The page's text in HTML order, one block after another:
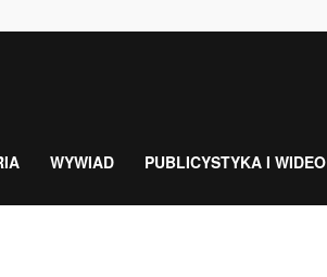
WYWIAD PUBLICYSTYKA I WIDEO